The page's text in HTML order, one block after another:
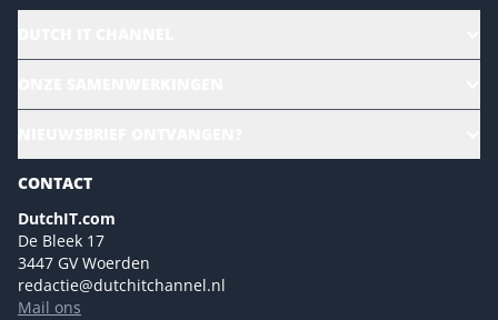
Magazines
Marketingmogelijkheden 2026
Eventmogelijkheden 2026
Advertising opportunities 2026 ENG
NL Digital
CONTACT
DutchIT.com
De Bleek 17
3447 GV Woerden
redactie@dutchitchannel.nl
Mail ons